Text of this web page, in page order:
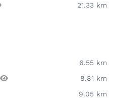
21.33 km
6.55 km
8.81 km
9.05 km